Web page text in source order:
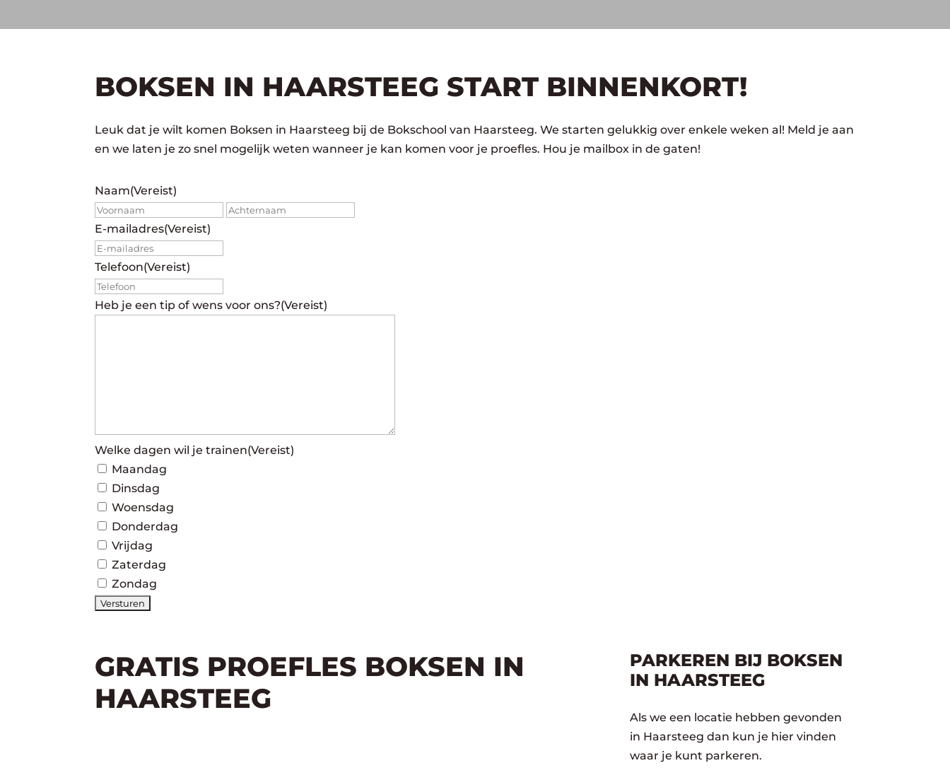
BOKSEN IN HAARSTEEG START BINNENKORT!
Leuk dat je wilt komen Boksen in Haarsteeg bij de Bokschool van Haarsteeg. We starten gelukkig over enkele weken al! Meld je aan
en we laten je zo snel mogelijk weten wanneer je kan komen voor je proefles. Hou je mailbox in de gaten!
Naam(Vereist)
Voornaam
E-mailadres(Vereist)
Telefoon(Vereist)
Heb je een tip of wens voor ons?(Vereist)
Welke dagen wil je trainen(Vereist)
Maandag
Dinsdag
Woensdag
Donderdag
Vrijdag
Zaterdag
Zondag
GRATIS PROEFLES BOKSEN IN
HAARSTEEG
PARKEREN BIJ BOKSEN
IN HAARSTEEG
Als we een locatie hebben gevonden
in Haarsteeg dan kun je hier vinden
waar je kunt parkeren.